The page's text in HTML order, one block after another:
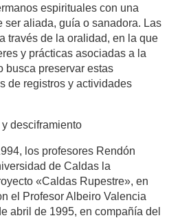
espirituales con una
ser aliada, guía o sanadora. Las
través de la oralidad, en la que
y prácticas asociadas a la
busca preservar estas
de registros y actividades
desciframiento
los profesores Rendón
de Caldas la
«Caldas Rupestre», en
el Profesor Albeiro Valencia
abril de 1995, en compañía del